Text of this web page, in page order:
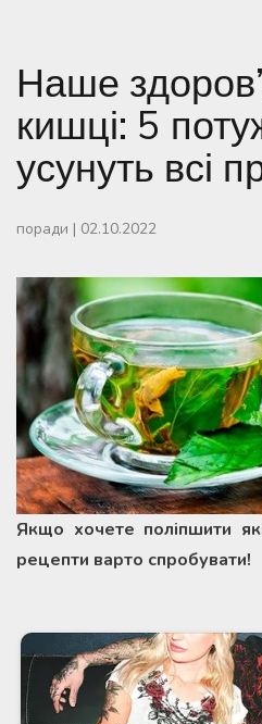
Наше
кишці: 5
усунуть всі
поради | 02.10.2022
Якщо хочете поліпшити
рецепти варто спробувати!